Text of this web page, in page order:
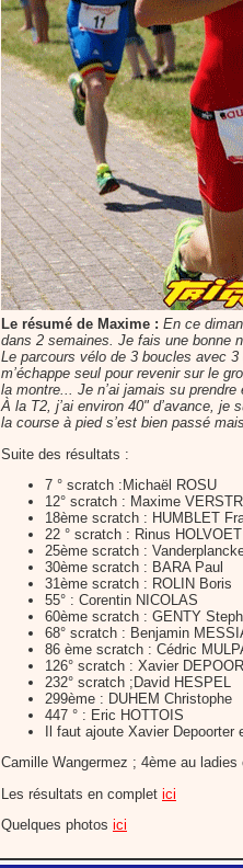
Le résumé de Maxime : En ce
dans 2 semaines. Je fais une bonne
Le parcours vélo de 3 boucles avec
m’échappe seul pour revenir sur le
la montre... Je n’ai jamais su
À la T2, j’ai environ 40" d’avance,
la course à pied s’est bien passé
Suite des résultats :
7 ° scratch :Michaël ROSU
12° scratch : Maxime
18ème scratch : HUMBLET
22 ° scratch : Rinus HOLVOET
25ème scratch :
30ème scratch : BARA Paul
31ème scratch : ROLIN Boris
55° : Corentin NICOLAS
60ème scratch : GENTY
68° scratch : Benjamin
86 ème scratch : Cédric
126° scratch : Xavier
232° scratch ;David HESPEL
299ème : DUHEM Christophe
447 ° : Eric HOTTOIS
Il faut ajoute Xavier
Camille Wangermez ; 4ème au
Les résultats en complet ici
Quelques photos ici